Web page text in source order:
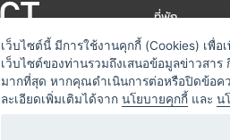
ที่พัก
สถานที่จัดงาน
ท่องเที่ยว / นำ
ออแกไนเซอร์
เว็บไซต์นี้ มีการใช้งานคุกกี้ (Cookies) เพื่
เว็บไซต์ของท่านรวมถึงเสนอข้อมูลข่าวสา
มากที่สุด หากคุณดำเนินการต่อหรือปิดข้อค
ละเอียดเพิ่มเติมได้จาก นโยบายคุกกี้ และ น